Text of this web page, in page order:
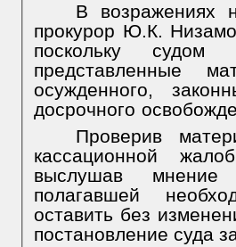
В возражениях
прокурор Ю.К.
поскольку судом
представленные
осужденного,
досрочного
Проверив
кассационной
выслушав
полагавшей
оставить без
постановление суда